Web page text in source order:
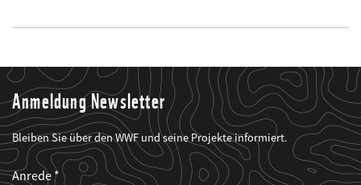
Anmeldung Newsletter
Bleiben Sie über den WWF und seine Projekte informiert.
Web2Case
Infofelder
Fieldset
anrede_name
Anrede